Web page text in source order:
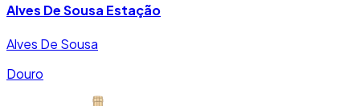
Alves De Sousa Estação
Alves De Sousa
Douro